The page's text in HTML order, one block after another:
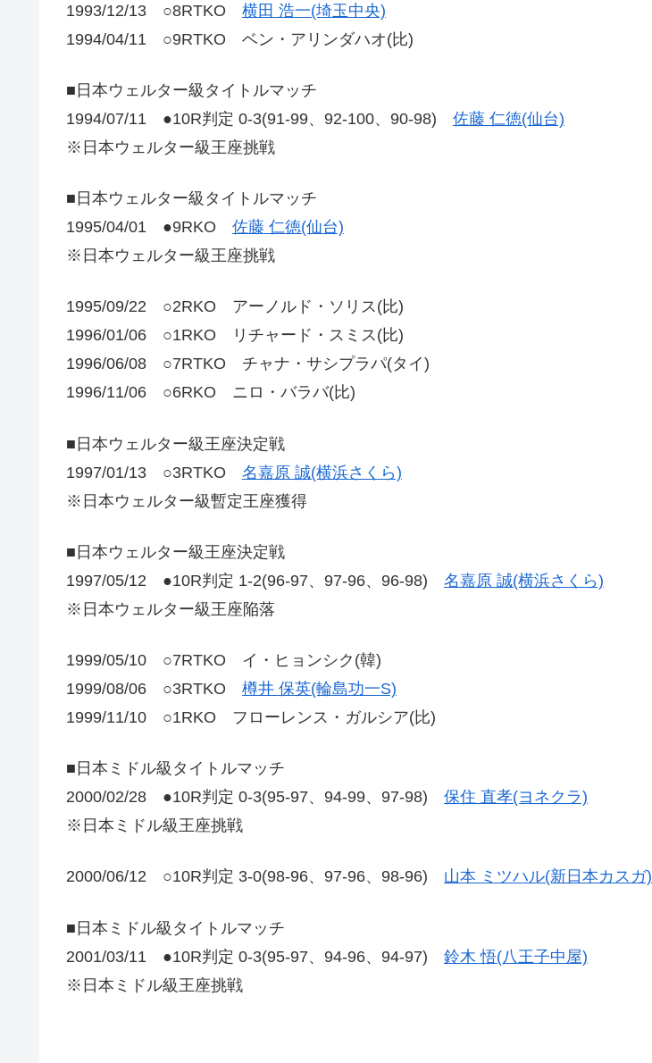
1993/12/13 ○8RTKO 横田 浩一(埼玉中央)
1994/04/11 ○9RTKO ベン・アリンダハオ(比)
■日本ウェルター級タイトルマッチ
1994/07/11 ●10R判定 0-3(91-99、92-100、90-98) 佐藤 仁徳(仙台)
※日本ウェルター級王座挑戦
■日本ウェルター級タイトルマッチ
1995/04/01 ●9RKO 佐藤 仁徳(仙台)
※日本ウェルター級王座挑戦
1995/09/22 ○2RKO アーノルド・ソリス(比)
1996/01/06 ○1RKO リチャード・スミス(比)
1996/06/08 ○7RTKO チャナ・サシプラパ(タイ)
1996/11/06 ○6RKO ニロ・バラバ(比)
■日本ウェルター級王座決定戦
1997/01/13 ○3RTKO 名嘉原 誠(横浜さくら)
※日本ウェルター級暫定王座獲得
■日本ウェルター級王座決定戦
1997/05/12 ●10R判定 1-2(96-97、97-96、96-98) 名嘉原 誠(横浜さくら)
※日本ウェルター級王座陥落
1999/05/10 ○7RTKO イ・ヒョンシク(韓)
1999/08/06 ○3RTKO 樽井 保英(輪島功一S)
1999/11/10 ○1RKO フローレンス・ガルシア(比)
■日本ミドル級タイトルマッチ
2000/02/28 ●10R判定 0-3(95-97、94-99、97-98) 保住 直孝(ヨネクラ)
※日本ミドル級王座挑戦
2000/06/12 ○10R判定 3-0(98-96、97-96、98-96) 山本 ミツハル(新日本カスガ)
■日本ミドル級タイトルマッチ
2001/03/11 ●10R判定 0-3(95-97、94-96、94-97) 鈴木 悟(八王子中屋)
※日本ミドル級王座挑戦